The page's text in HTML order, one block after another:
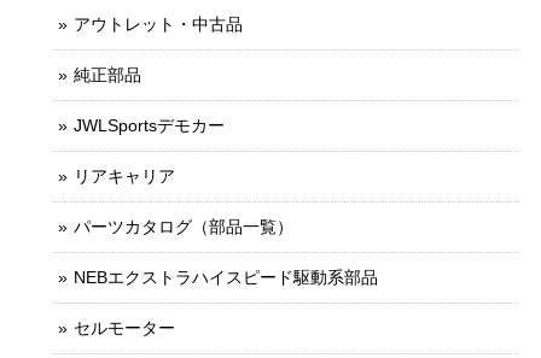
アウトレット・中古品
純正部品
JWLSportsデモカー
リアキャリア
パーツカタログ（部品一覧）
NEBエクストラハイスピード駆動系部品
セルモーター